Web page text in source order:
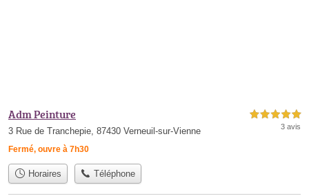
Adm Peinture
3 Rue de Tranchepie, 87430 Verneuil-sur-Vienne
Fermé, ouvre à 7h30
5,0 étoiles sur 5
3 avis
Horaires Téléphone